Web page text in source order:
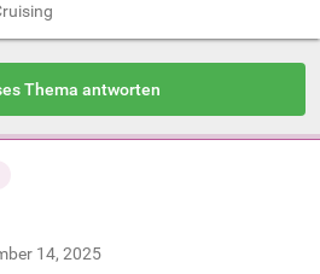
Thema antworten
14, 2025